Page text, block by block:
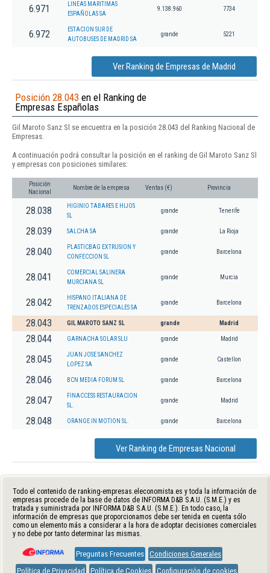
6.971
LINEAS MARITIMAS
ESPAÑOLAS SA
9.138.960 7734
6.972
ESTACION SUR DE
AUTOBUSES DE MADRID SA
grande 5221
Ver Ranking de Empresas de Madrid
Posición 28.043 en el Ranking de
Empresas Españolas
Gil Maroto Sanz Sl se encuentra en la posición 28.043 del Ranking Nacional de
Empresas.
A continuación podrá consultar la posición en el ranking de Gil Maroto Sanz Sl
y empresas con posiciones similares:
Posición
Nacional
Nombre de la empresa Ventas (€) Provincia
28.038
HIGINIO TABARES E HIJOS
SL
grande Tenerife
28.039 SALCHA SA grande La Rioja
28.040
PLASTICBAG EXTRUSION Y
CONFECCION SL
grande Barcelona
28.041
COMERCIAL SALINERA
MURCIANA SL
grande Murcia
28.042
HISPANO ITALIANA DE
TRENZADOS ESPECIALES SA
grande Barcelona
28.043 GIL MAROTO SANZ SL grande Madrid
28.044 GARNACHA SOLAR SLU grande Madrid
28.045
JUAN JOSE SANCHEZ
LOPEZ SA
grande Castellon
28.046 BCN MEDIA FORUM SL grande Barcelona
28.047
FINACCESS RESTAURACION
SL.
grande Madrid
28.048 ORANGE IN MOTION SL. grande Barcelona
Ver Ranking de Empresas Nacional
Todo el contenido de ranking-empresas.eleconomista.es y toda la información de
empresas procede de la base de datos de INFORMA D&B S.A.U. (S.M.E.) y es
tratada y suministrada por INFORMA D&B S.A.U. (S.M.E.). En todo caso, la
información de empresas que proporcionamos debe ser tenida en cuenta sólo
como un elemento más a considerar a la hora de adoptar decisiones comerciales
y no debe por tanto determinar las mismas.
Preguntas Frecuentes Condiciones Generales
Política de Privacidad
Política de Cookies Configuración de cookies